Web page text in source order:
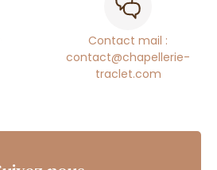
Contact mail :
contact@chapellerie-
traclet.com